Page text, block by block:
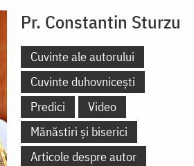
Pr. Constantin Sturzu
Cuvinte ale autorului
Cuvinte duhovnicești
Predici
Video
Mănăstiri și biserici
Articole despre autor